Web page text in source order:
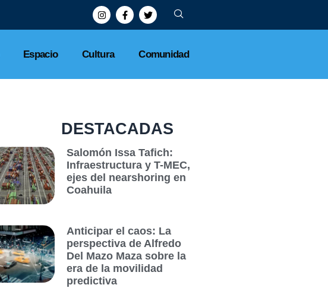
Espacio Cultura Comunidad
DESTACADAS
Salomón Issa Tafich:
Infraestructura y T-MEC,
ejes del nearshoring en
Coahuila
Anticipar el caos: La
perspectiva de Alfredo
Del Mazo Maza sobre la
era de la movilidad
predictiva